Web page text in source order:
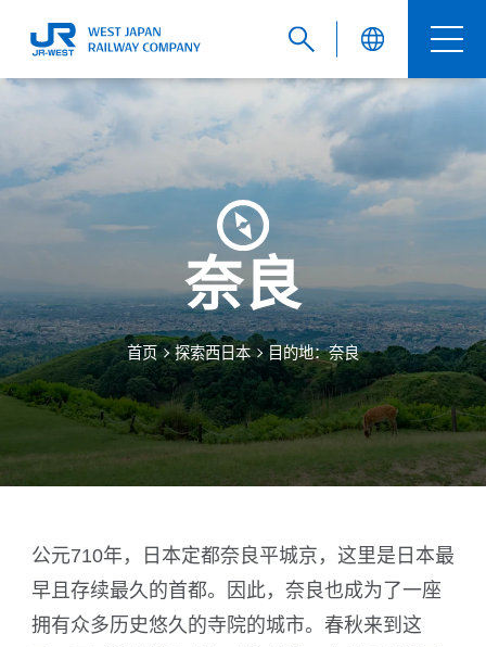
English
簡体中文
한국어
ภาษาไทย
奈良
首页 探索西日本 目的地：奈良
公元710年，日本定都奈良平城京，这里是日本最
早且存续最久的首都。因此，奈良也成为了一座
拥有众多历史悠久的寺院的城市。春秋来到这